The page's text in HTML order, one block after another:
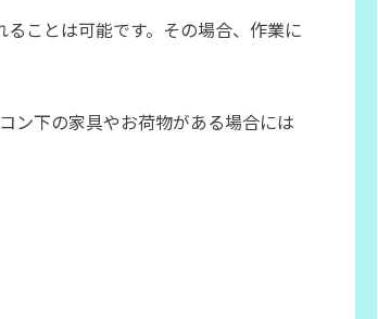
ことは可能です。その場合、作業に
ン下の家具やお荷物がある場合には